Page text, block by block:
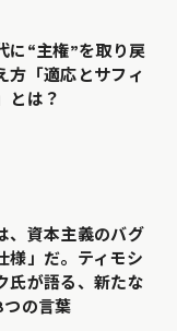
に“主権”を取り戻
方「適応とサフィ
とは？
、資本主義のバグ
様」だ。ティモシ
氏が語る、新たな
の言葉